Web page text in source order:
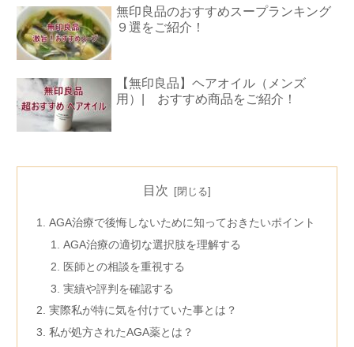
無印良品のおすすめスープランキング
９選をご紹介！
【無印良品】ヘアオイル（メンズ
用）| おすすめ商品をご紹介！
目次
AGA治療で後悔しないために知っておきたいポイント
AGA治療の適切な選択肢を理解する
医師との相談を重視する
実績や評判を確認する
実際私が特に気を付けていた事とは？
私が処方されたAGA薬とは？